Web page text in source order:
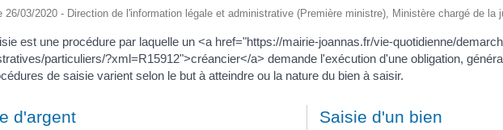
26/03/2020 - Direction de l'information légale et administrative (Première ministre), Ministère chargé de la
est une procédure par laquelle un <a href="https://mairie-joannas.fr/vie-quotidienne/
particuliers/?xml=R15912">créancier</a> demande l'exécution d'une obligation,
de saisie varient selon le but à atteindre ou la nature du bien à saisir.
d'argent Saisie d'un bien